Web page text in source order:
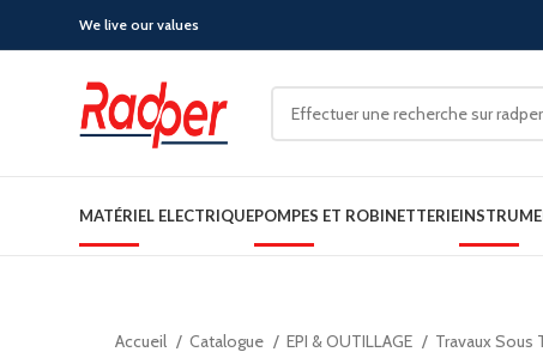
We live our values
MATÉRIEL ELECTRIQUEPOMPES ET ROBINETTERIE
Accueil Catalogue EPI & OUTILLAGE Travaux Sous